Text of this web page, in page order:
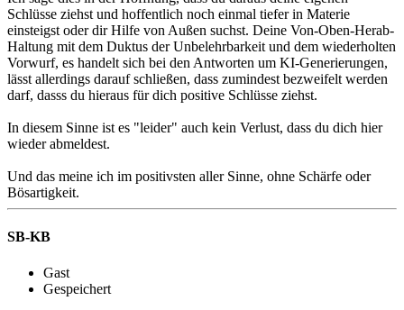
Schlüsse ziehst und hoffentlich noch einmal tiefer in Materie
einsteigst oder dir Hilfe von Außen suchst. Deine Von-Oben-Herab-
Haltung mit dem Duktus der Unbelehrbarkeit und dem wiederholten
Vorwurf, es handelt sich bei den Antworten um KI-Generierungen,
lässt allerdings darauf schließen, dass zumindest bezweifelt werden
darf, dasss du hieraus für dich positive Schlüsse ziehst.
In diesem Sinne ist es "leider" auch kein Verlust, dass du dich hier
wieder abmeldest.
Und das meine ich im positivsten aller Sinne, ohne Schärfe oder
Bösartigkeit.
SB-KB
Gast
Gespeichert